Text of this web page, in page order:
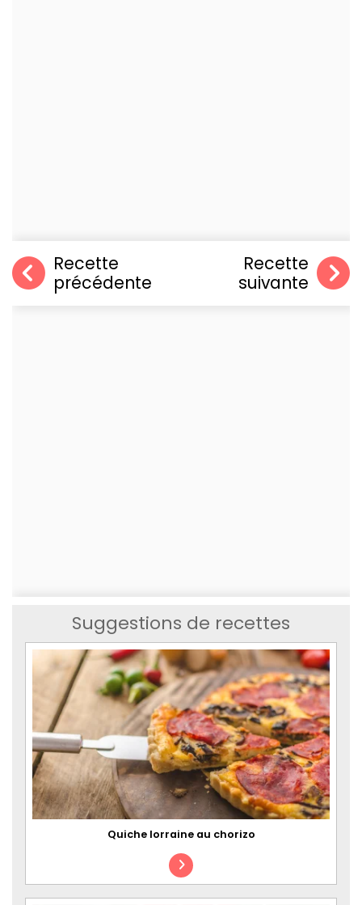
Recette
précédente
Recette
suivante
Suggestions de recettes
Quiche lorraine au chorizo